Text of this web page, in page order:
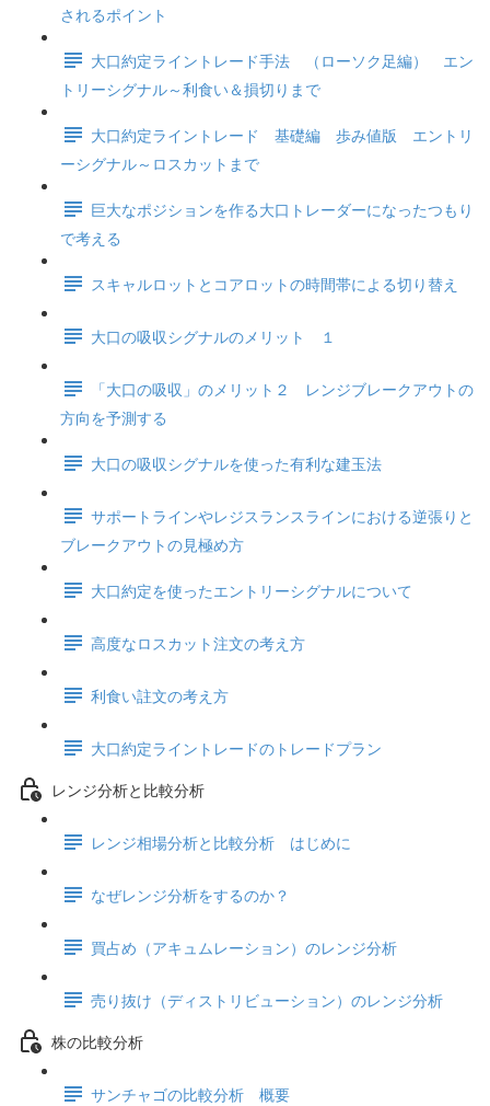
されるポイント
大口約定ライントレード手法 （ローソク足編） エン
トリーシグナル～利食い＆損切りまで
大口約定ライントレード 基礎編 歩み値版 エントリ
ーシグナル～ロスカットまで
巨大なポジションを作る大口トレーダーになったつもり
で考える
スキャルロットとコアロットの時間帯による切り替え
大口の吸収シグナルのメリット １
「大口の吸収」のメリット２ レンジブレークアウトの
方向を予測する
大口の吸収シグナルを使った有利な建玉法
サポートラインやレジスランスラインにおける逆張りと
ブレークアウトの見極め方
大口約定を使ったエントリーシグナルについて
高度なロスカット注文の考え方
利食い註文の考え方
大口約定ライントレードのトレードプラン
レンジ分析と比較分析
レンジ相場分析と比較分析 はじめに
なぜレンジ分析をするのか？
買占め（アキュムレーション）のレンジ分析
売り抜け（ディストリビューション）のレンジ分析
株の比較分析
サンチャゴの比較分析 概要